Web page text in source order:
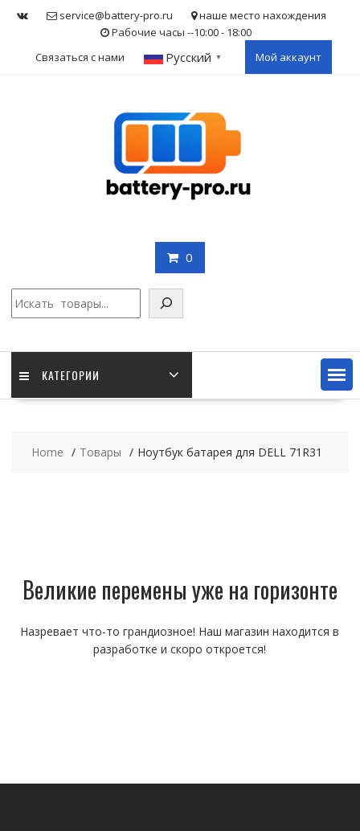
service@battery-pro.ru
наше место нахождения
Рабочие часы --10:00 - 18:00
Связаться с нами
Русский ▼ Мой аккаунт
0
КАТЕГОРИИ
Home Товары Ноутбук батарея для DELL 71R31
Великие перемены уже на горизонте
Назревает что-то грандиозное! Наш магазин находится в
разработке и скоро откроется!